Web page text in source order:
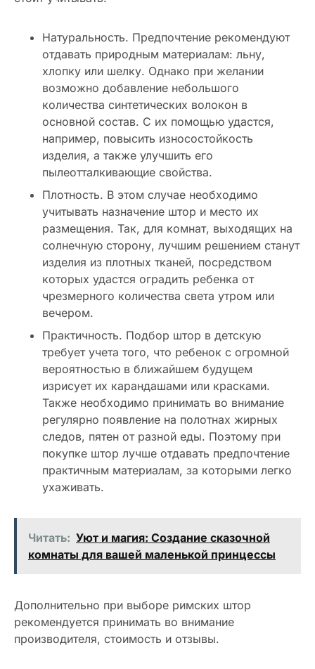
Натуральность. Предпочтение рекомендуют
отдавать природным материалам: льну,
хлопку или шелку. Однако при желании
возможно добавление небольшого
количества синтетических волокон в
основной состав. С их помощью удастся,
например, повысить износостойкость
изделия, а также улучшить его
пылеотталкивающие свойства.
Плотность. В этом случае необходимо
учитывать назначение штор и место их
размещения. Так, для комнат, выходящих на
солнечную сторону, лучшим решением станут
изделия из плотных тканей, посредством
которых удастся оградить ребенка от
чрезмерного количества света утром или
вечером.
Практичность. Подбор штор в детскую
требует учета того, что ребенок с огромной
вероятностью в ближайшем будущем
изрисует их карандашами или красками.
Также необходимо принимать во внимание
регулярно появление на полотнах жирных
следов, пятен от разной еды. Поэтому при
покупке штор лучше отдавать предпочтение
практичным материалам, за которыми легко
ухаживать.
Читать: Уют и магия: Создание сказочной
комнаты для вашей маленькой принцессы
Дополнительно при выборе римских штор
рекомендуется принимать во внимание
производителя, стоимость и отзывы.